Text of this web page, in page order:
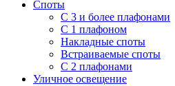
Споты
С 3 и более плафонами
С 1 плафоном
Накладные споты
Встраиваемые споты
С 2 плафонами
Уличное освещение